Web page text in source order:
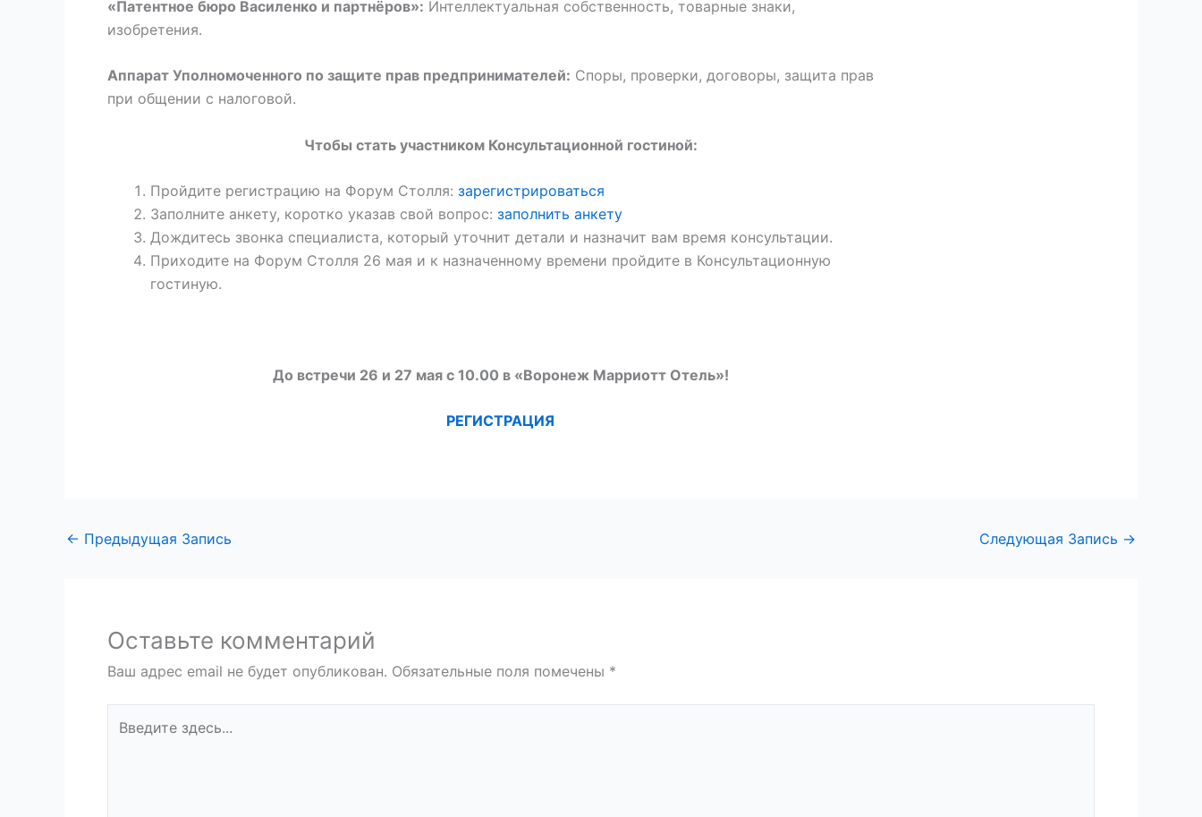
«Патентное бюро Василенко и партнёров»: Интеллектуальная собственность, товарные знаки,
изобретения.
Аппарат Уполномоченного по защите прав предпринимателей: Споры, проверки, договоры, защита прав
при общении с налоговой.
Чтобы стать участником Консультационной гостиной:
Пройдите регистрацию на Форум Столля: зарегистрироваться
Заполните анкету, коротко указав свой вопрос: заполнить анкету
Дождитесь звонка специалиста, который уточнит детали и назначит вам время консультации.
Приходите на Форум Столля 26 мая и к назначенному времени пройдите в Консультационную
гостиную.
До встречи 26 и 27 мая с 10.00 в «Воронеж Марриотт Отель»!
РЕГИСТРАЦИЯ
← Предыдущая Запись Следующая Запись →
Оставьте комментарий
Ваш адрес email не будет опубликован. Обязательные поля помечены *
здесь...